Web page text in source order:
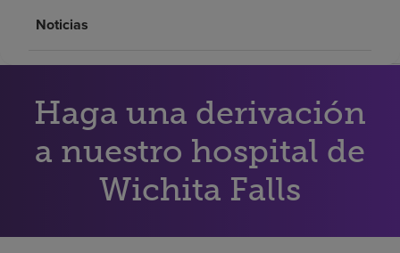
Inversores
Noticias
Haga una derivación
a nuestro hospital de
Wichita Falls